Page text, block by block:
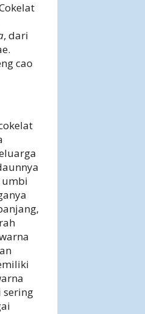
, dari
cao
umbi